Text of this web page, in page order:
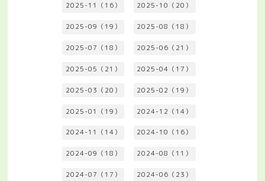
2025-11（16） 2025-10（20）
2025-09（19） 2025-08（18）
2025-07（18） 2025-06（21）
2025-05（21） 2025-04（17）
2025-03（20） 2025-02（19）
2025-01（19） 2024-12（14）
2024-11（14） 2024-10（16）
2024-09（18） 2024-08（11）
2024-07（17） 2024-06（23）